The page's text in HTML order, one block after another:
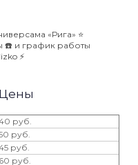
«Рига» ⭐️
☎️ и график работы
⚡️
Цены
руб.
руб.
руб.
руб.